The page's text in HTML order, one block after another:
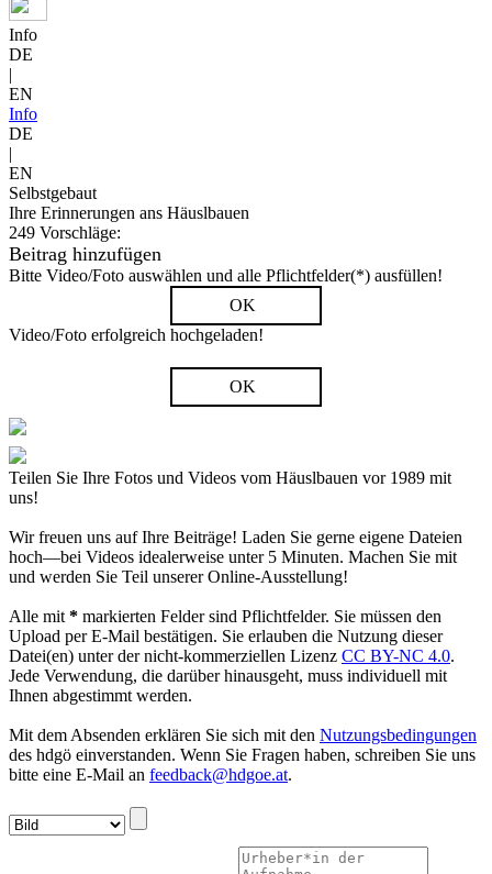
Info
DE
|
EN
Info
DE
|
EN
Selbstgebaut
Ihre Erinnerungen ans Häuslbauen
249 Vorschläge:
Beitrag hinzufügen
Bitte Video/Foto auswählen und alle Pflichtfelder(*) ausfüllen!
OK
Video/Foto erfolgreich hochgeladen!
OK
Teilen Sie Ihre Fotos und Videos vom Häuslbauen vor 1989 mit
uns!
Wir freuen uns auf Ihre Beiträge! Laden Sie gerne eigene Dateien
hoch—bei Videos idealerweise unter 5 Minuten. Machen Sie mit
und werden Sie Teil unserer Online-Ausstellung!
Alle mit * markierten Felder sind Pflichtfelder. Sie müssen den
Upload per E-Mail bestätigen. Sie erlauben die Nutzung dieser
Datei(en) unter der nicht-kommerziellen Lizenz CC BY-NC 4.0.
Jede Verwendung, die darüber hinausgeht, muss individuell mit
Ihnen abgestimmt werden.
Mit dem Absenden erklären Sie sich mit den Nutzungsbedingungen
des hdgö einverstanden. Wenn Sie Fragen haben, schreiben Sie uns
bitte eine E-Mail an feedback@hdgoe.at.